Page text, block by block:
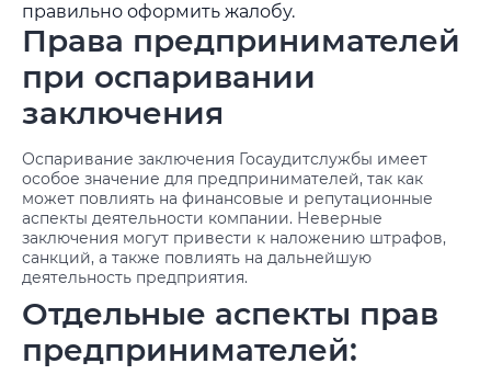
правильно оформить жалобу.
Права предпринимателей
при оспаривании
заключения
Оспаривание заключения Госаудитслужбы имеет
особое значение для предпринимателей, так как
может повлиять на финансовые и репутационные
аспекты деятельности компании. Неверные
заключения могут привести к наложению штрафов,
санкций, а также повлиять на дальнейшую
деятельность предприятия.
Отдельные аспекты прав
предпринимателей: